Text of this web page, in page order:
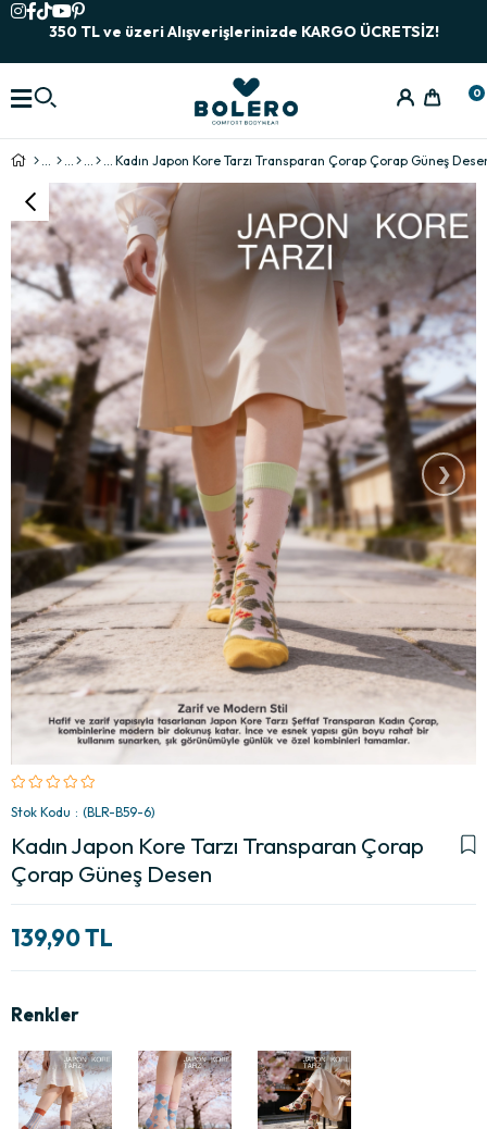
350 TL ve üzeri Alışverişlerinizde KARGO ÜCRETSİZ!
0
Kadın Japon Kore Tarzı Transparan Çorap Çorap Güneş
›
Stok Kodu (BLR-B59-6)
Kadın Japon Kore Tarzı Transparan Çorap
Çorap Güneş Desen
139,90 TL